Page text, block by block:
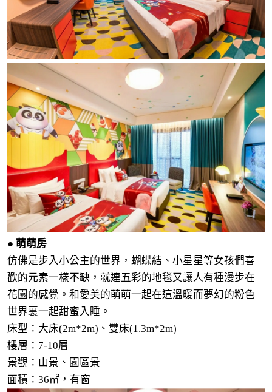
● 萌萌房
仿佛是步入小公主的世界，蝴蝶結、小星星等女孩們喜
歡的元素一樣不缺，就連五彩的地毯又讓人有種漫步在
花園的感覺。和愛美的萌萌一起在這溫暖而夢幻的粉色
世界裏一起甜蜜入睡。
床型：大床(2m*2m)、雙床(1.3m*2m)
樓層：7-10層
景觀：山景、園區景
面積：36㎡，有窗